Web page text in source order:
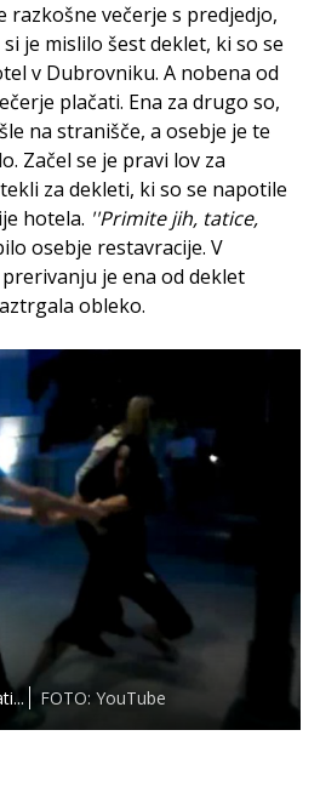
razkošne večerje s predjedjo,
je mislilo šest deklet, ki so se
v Dubrovniku. A nobena od
plačati. Ena za drugo so,
na stranišče, a osebje je te
Začel se je pravi lov za
za dekleti, ki so se napotile
hotela. ''Primite jih, tatice,
osebje restavracije. V
je ena od deklet
obleko.
FOTO: YouTube